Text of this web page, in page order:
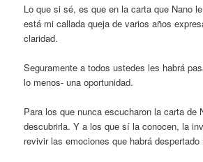
Lo que si sé, es que en la carta que Nano
está mi callada queja de varios años
claridad.
Seguramente a todos ustedes les habrá
lo menos- una oportunidad.
Para los que nunca escucharon la carta de
descubrirla. Y a los que sí la conocen, la
revivir las emociones que habrá